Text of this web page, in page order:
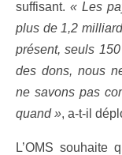
suffisant. « Les
plus de 1,2
présent, seuls
des dons, nous
ne savons pas
quand », a-t-il
L’OMS souhaite